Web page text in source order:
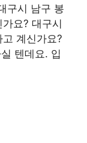
구시 남구 봉
요? 대구시
계신가요?
텐데요. 입